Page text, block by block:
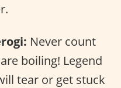
Never count
boiling! Legend
tear or get stuck